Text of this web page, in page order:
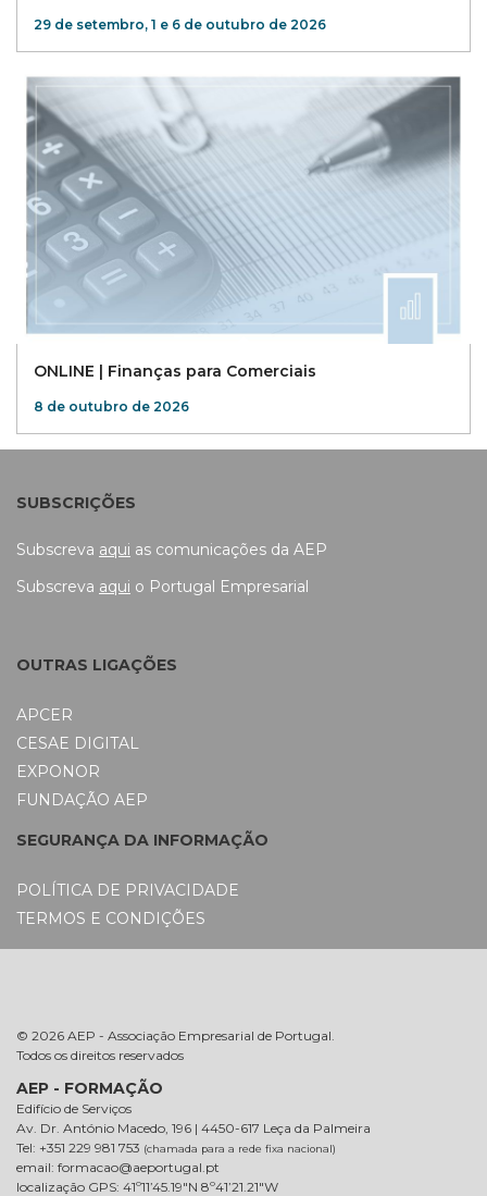
29 de setembro, 1 e 6 de outubro de 2026
ONLINE | Finanças para Comerciais
8 de outubro de 2026
SUBSCRIÇÕES
Subscreva aqui as comunicações da AEP
Subscreva aqui o Portugal Empresarial
OUTRAS LIGAÇÕES
APCER
CESAE DIGITAL
EXPONOR
FUNDAÇÃO AEP
SEGURANÇA DA INFORMAÇÃO
POLÍTICA DE PRIVACIDADE
TERMOS E CONDIÇÕES
© 2026 AEP - Associação Empresarial de Portugal.
Todos os direitos reservados
AEP - FORMAÇÃO
Edifício de Serviços
Av. Dr. António Macedo, 196 | 4450-617 Leça da Palmeira
Tel: +351 229 981 753 (chamada para a rede fixa nacional)
email: formacao@aeportugal.pt
localização GPS: 41º11’45.19″N 8º41’21.21″W